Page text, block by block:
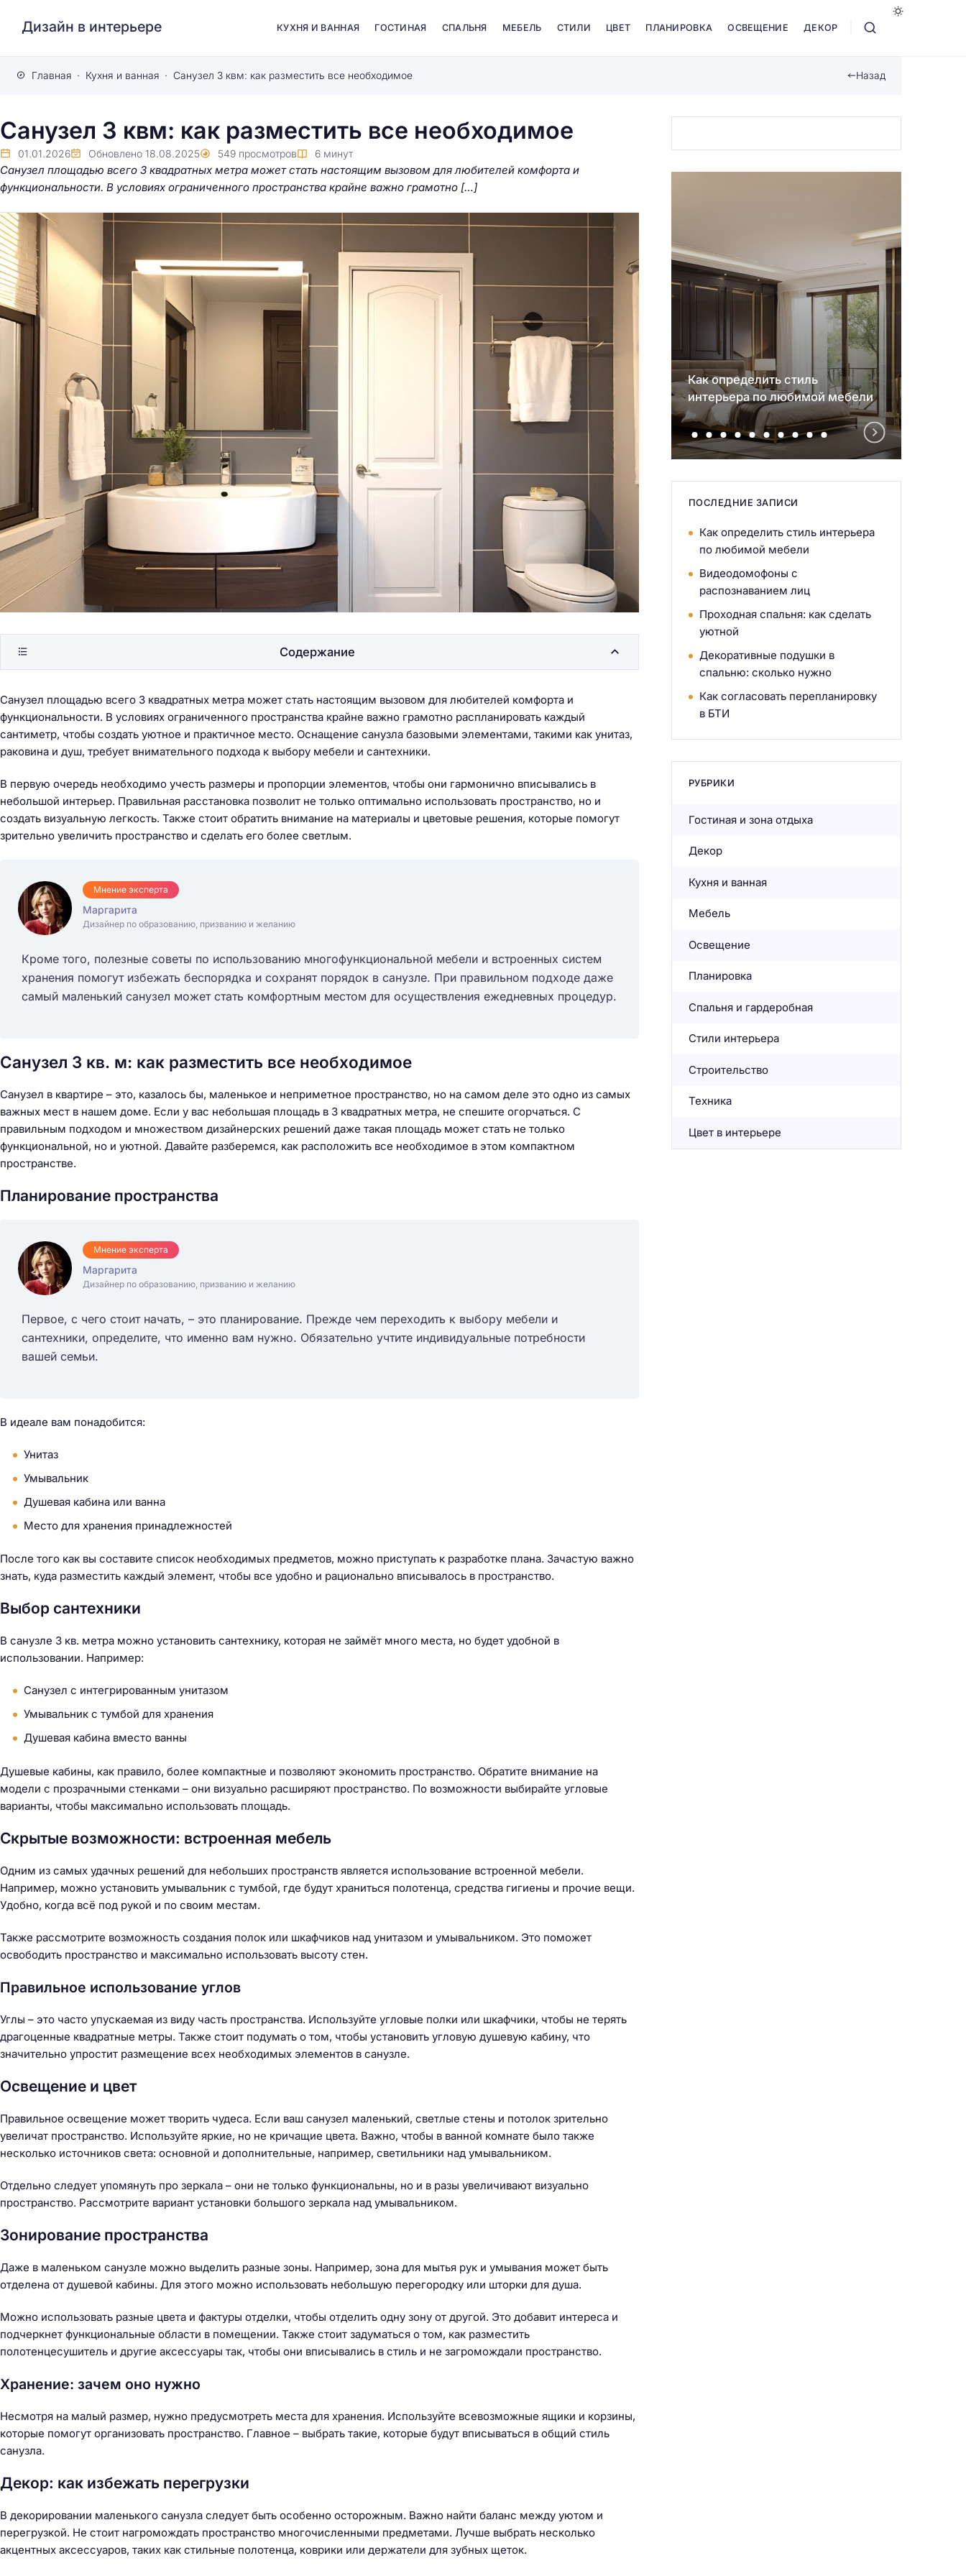
Дизайн в интерьере КУХНЯ И ВАННАЯ ГОСТИНАЯ СПАЛЬНЯ МЕБЕЛЬ СТИЛИ ЦВЕТ ПЛАНИРОВКА ОСВЕЩЕНИЕ ДЕКОР
Главная Кухня и ванная Санузел 3 квм: как разместить все необходимое Назад
Санузел 3 квм: как разместить все необходимое
01.01.2026 Обновлено 18.08.2025 549 просмотров 6 минут
Санузел площадью всего 3 квадратных метра может стать настоящим вызовом для любителей комфорта и
функциональности. В условиях ограниченного пространства крайне важно грамотно […]
Санузел площадью всего 3 квадратных метра может стать настоящим вызовом для любителей комфорта и
функциональности. В условиях ограниченного пространства крайне важно грамотно распланировать каждый
сантиметр, чтобы создать уютное и практичное место. Оснащение санузла базовыми элементами, такими как унитаз,
раковина и душ, требует внимательного подхода к выбору мебели и сантехники.
В первую очередь необходимо учесть размеры и пропорции элементов, чтобы они гармонично вписывались в
небольшой интерьер. Правильная расстановка позволит не только оптимально использовать пространство, но и
создать визуальную легкость. Также стоит обратить внимание на материалы и цветовые решения, которые помогут
зрительно увеличить пространство и сделать его более светлым.
Мнение эксперта
Маргарита
Дизайнер по образованию, призванию и желанию
Кроме того, полезные советы по использованию многофункциональной мебели и встроенных систем
хранения помогут избежать беспорядка и сохранят порядок в санузле. При правильном подходе даже
самый маленький санузел может стать комфортным местом для осуществления ежедневных процедур.
Санузел 3 кв. м: как разместить все необходимое
Санузел в квартире – это, казалось бы, маленькое и неприметное пространство, но на самом деле это одно из самых
важных мест в нашем доме. Если у вас небольшая площадь в 3 квадратных метра, не спешите огорчаться. С
правильным подходом и множеством дизайнерских решений даже такая площадь может стать не только
функциональной, но и уютной. Давайте разберемся, как расположить все необходимое в этом компактном
пространстве.
Планирование пространства
Мнение эксперта
Маргарита
Дизайнер по образованию, призванию и желанию
Первое, с чего стоит начать, – это планирование. Прежде чем переходить к выбору мебели и
сантехники, определите, что именно вам нужно. Обязательно учтите индивидуальные потребности
вашей семьи.
В идеале вам понадобится:
Унитаз
Умывальник
Душевая кабина или ванна
Место для хранения принадлежностей
После того как вы составите список необходимых предметов, можно приступать к разработке плана. Зачастую важно
знать, куда разместить каждый элемент, чтобы все удобно и рационально вписывалось в пространство.
Выбор сантехники
В санузле 3 кв. метра можно установить сантехнику, которая не займёт много места, но будет удобной в
использовании. Например:
Санузел с интегрированным унитазом
Умывальник с тумбой для хранения
Душевая кабина вместо ванны
Душевые кабины, как правило, более компактные и позволяют экономить пространство. Обратите внимание на
модели с прозрачными стенками – они визуально расширяют пространство. По возможности выбирайте угловые
варианты, чтобы максимально использовать площадь.
Скрытые возможности: встроенная мебель
Одним из самых удачных решений для небольших пространств является использование встроенной мебели.
Например, можно установить умывальник с тумбой, где будут храниться полотенца, средства гигиены и прочие вещи.
Удобно, когда всё под рукой и по своим местам.
Также рассмотрите возможность создания полок или шкафчиков над унитазом и умывальником. Это поможет
освободить пространство и максимально использовать высоту стен.
Правильное использование углов
Углы – это часто упускаемая из виду часть пространства. Используйте угловые полки или шкафчики, чтобы не терять
драгоценные квадратные метры. Также стоит подумать о том, чтобы установить угловую душевую кабину, что
значительно упростит размещение всех необходимых элементов в санузле.
Освещение и цвет
Правильное освещение может творить чудеса. Если ваш санузел маленький, светлые стены и потолок зрительно
увеличат пространство. Используйте яркие, но не кричащие цвета. Важно, чтобы в ванной комнате было также
несколько источников света: основной и дополнительные, например, светильники над умывальником.
Отдельно следует упомянуть про зеркала – они не только функциональны, но и в разы увеличивают визуально
пространство. Рассмотрите вариант установки большого зеркала над умывальником.
Зонирование пространства
Даже в маленьком санузле можно выделить разные зоны. Например, зона для мытья рук и умывания может быть
отделена от душевой кабины. Для этого можно использовать небольшую перегородку или шторки для душа.
Можно использовать разные цвета и фактуры отделки, чтобы отделить одну зону от другой. Это добавит интереса и
подчеркнет функциональные области в помещении. Также стоит задуматься о том, как разместить
полотенцесушитель и другие аксессуары так, чтобы они вписывались в стиль и не загромождали пространство.
Хранение: зачем оно нужно
Несмотря на малый размер, нужно предусмотреть места для хранения. Используйте всевозможные ящики и корзины,
которые помогут организовать пространство. Главное – выбрать такие, которые будут вписываться в общий стиль
санузла.
Декор: как избежать перегрузки
В декорировании маленького санузла следует быть особенно осторожным. Важно найти баланс между уютом и
перегрузкой. Не стоит нагромождать пространство многочисленными предметами. Лучше выбрать несколько
акцентных аксессуаров, таких как стильные полотенца, коврики или держатели для зубных щеток.
Содержание
Зонирование маленькой
квартиры-студии без
капитальных перегородок
Как определить стиль
интерьера по любимой мебели
ПОСЛЕДНИЕ ЗАПИСИ
Как определить стиль интерьера
по любимой мебели
Видеодомофоны с
распознаванием лиц
Проходная спальня: как сделать
уютной
Декоративные подушки в
спальню: сколько нужно
Как согласовать перепланировку
в БТИ
РУБРИКИ
Гостиная и зона отдыха
Декор
Кухня и ванная
Мебель
Освещение
Планировка
Спальня и гардеробная
Стили интерьера
Строительство
Техника
Цвет в интерьере
Н
и